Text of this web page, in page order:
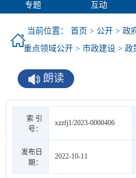
专题
互动
当前位置： 首页 > 公开 > 政
重点领域公开 > 市政建设 > 政
朗读
索 引
号：
xzzfj1/2023-0000406
发布日
期：
2022-10-11